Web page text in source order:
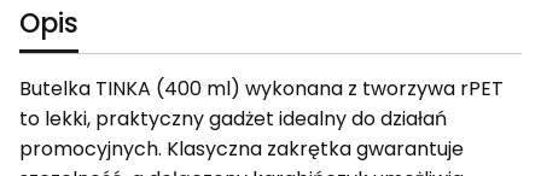
Opis
Butelka TINKA (400 ml) wykonana z tworzywa rPET
to lekki, praktyczny gadżet idealny do działań
promocyjnych. Klasyczna zakrętka gwarantuje